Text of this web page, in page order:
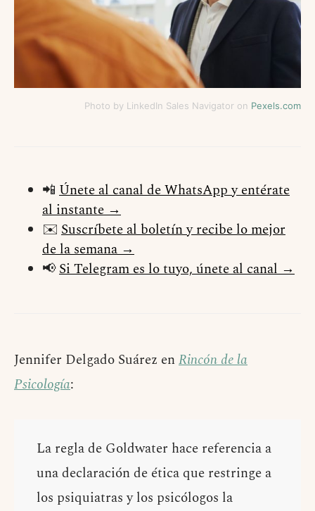
Photo by LinkedIn Sales Navigator on Pexels.com
📲 Únete al canal de WhatsApp y entérate
al instante →
✉️ Suscríbete al boletín y recibe lo mejor
de la semana →
📢Si Telegram es lo tuyo, únete al canal →
Jennifer Delgado Suárez enRincón de la
Psicología:
La regla de Goldwater hace referencia a
una declaración de ética que restringe a
los psiquiatras y los psicólogos la